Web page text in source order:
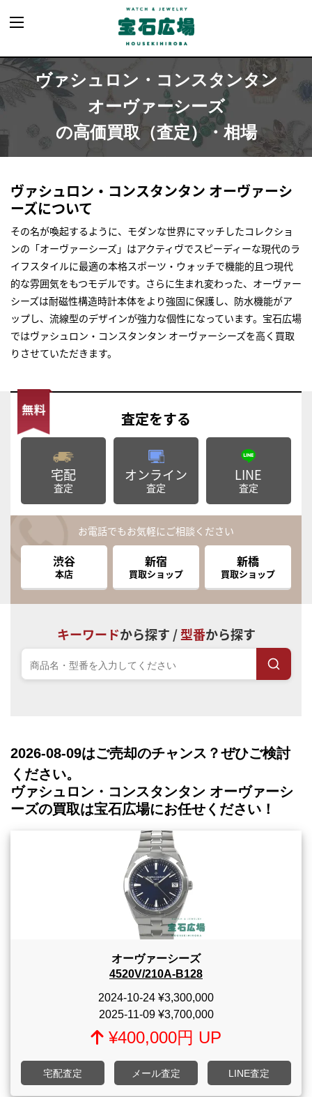
ヴァシュロン・コンスタンタン
オーヴァーシーズ
の高価買取（査定）・相場
ヴァシュロン・コンスタンタン オーヴァーシ
ーズについて
その名が喚起するように、モダンな世界にマッチしたコレクショ
ンの「オーヴァーシーズ」はアクティヴでスピーディーな現代のラ
イフスタイルに最適の本格スポーツ・ウォッチで機能的且つ現代
的な雰囲気をもつモデルです。さらに生まれ変わった、オーヴァー
シーズは耐磁性構造時計本体をより強固に保護し、防水機能がア
ップし、流線型のデザインが強力な個性になっています。宝石広場
ではヴァシュロン・コンスタンタン オーヴァーシーズを高く買取
りさせていただきます。
査定をする
宅配
査定
オンライン
査定
LINE
査定
お電話でもお気軽にご相談ください
渋谷
本店
新宿
買取ショップ
新橋
買取ショップ
キーワードから探す /型番から探す
2026-08-09はご売却のチャンス？ぜひご検討
ください。
ヴァシュロン・コンスタンタン オーヴァーシ
ーズの買取は宝石広場にお任せください！
オーヴァーシーズ
4520V/210A-B128
2024-10-24 ¥3,300,000
2025-11-09¥3,700,000
¥400,000円 UP
宅配査定 メール査定 LINE査定